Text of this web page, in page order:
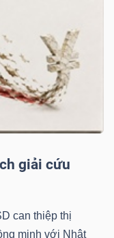
giải cứu
can thiệp thị
minh với Nhật